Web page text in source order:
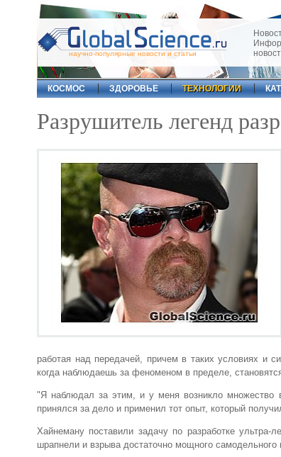
научно-популярные новости и статьи
КОСМОС
ЗДОРОВЬЕ ТЕХНОЛОГИИ
Разрушитель легенд
работая над передачей, причем в таких условиях и
когда наблюдаешь за феноменом в пределе,
"Я наблюдал за этим, и у меня возникло множество
принялся за дело и применил тот опыт, который
Хайнеману поставили задачу по разработке
шрапнели и взрыва достаточно мощного